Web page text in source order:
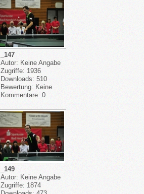
_147
Autor: Keine Angabe
Zugriffe: 1936
Downloads: 510
Bewertung: Keine
Kommentare: 0
_149
Autor: Keine Angabe
Zugriffe: 1874